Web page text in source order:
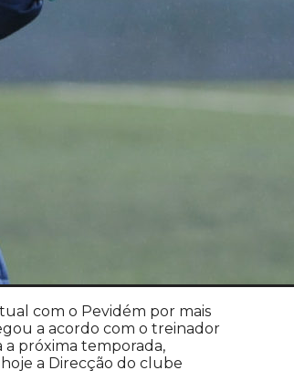
com o Pevidém por mais
a acordo com o treinador
a próxima temporada,
a Direcção do clube